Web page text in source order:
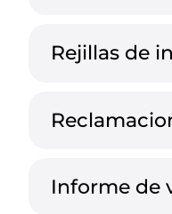
Rejillas de
Informe de